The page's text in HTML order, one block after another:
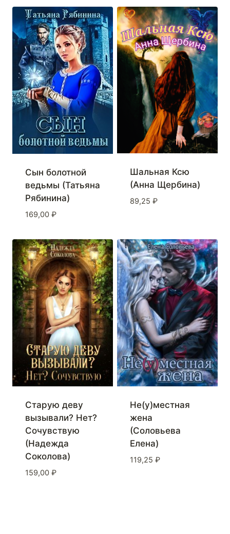
Сын болотной
ведьмы (Татьяна
Рябинина)
169,00 ₽
Шальная Ксю
(Анна Щербина)
89,25 ₽
Старую деву
вызывали? Нет?
Сочувствую
(Надежда
Соколова)
159,00 ₽
Не(у)местная
жена
(Соловьева
Елена)
119,25 ₽